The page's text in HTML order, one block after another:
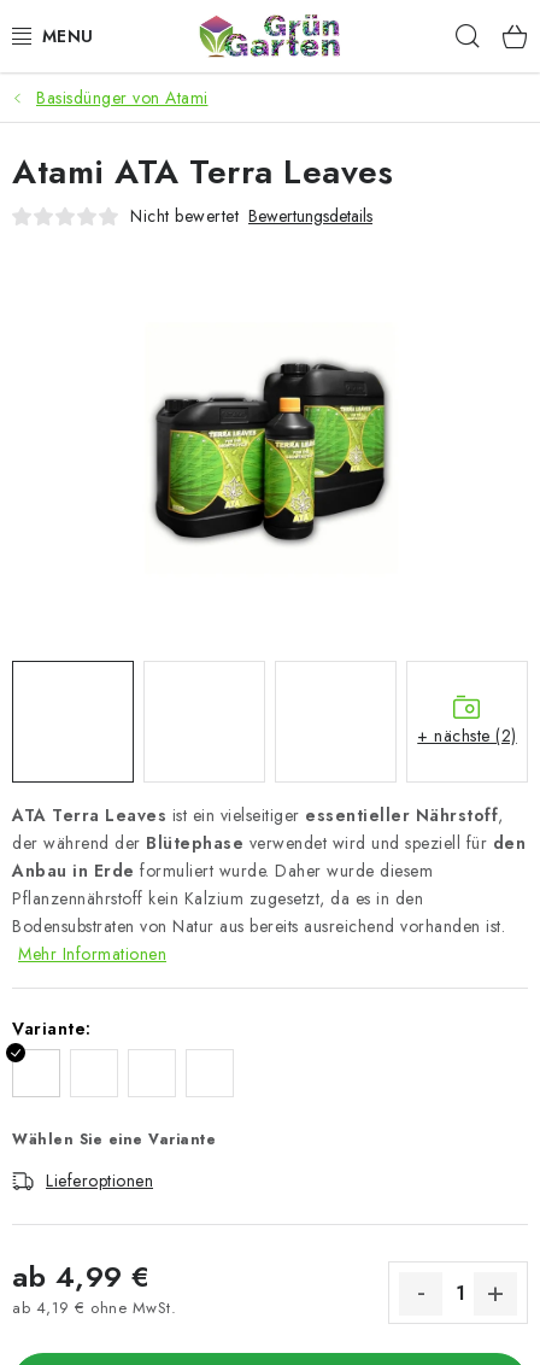
Inhalt
ANGEBOTE
LED PFLANZENLAMPEN
ANBAUBEDARF FÜR DEN HEIMANBAU
SMARTER GARTEN
Geschäftsbewertung Kaufberatung AGB
Blog
Datenschutzerklärung Impressum
Basisdünger von Atami
ATA Terra Leaves ist ein vielseitiger essentieller Nährstoff,
der während der Blütephase verwendet wird und speziell für den
Anbau in Erde formuliert wurde. Daher wurde diesem
Pflanzennährstoff kein Kalzium zugesetzt, da es in den
Bodensubstraten von Natur aus bereits ausreichend vorhanden ist.
Mehr Informationen
Variante:
Wählen Sie eine Variante
Lieferoptionen
ab 4,99 €
ab 4,19 € ohne MwSt.
Atami ATA Terra Leaves
Nicht bewertet Bewertungsdetails
+ nächste (2)